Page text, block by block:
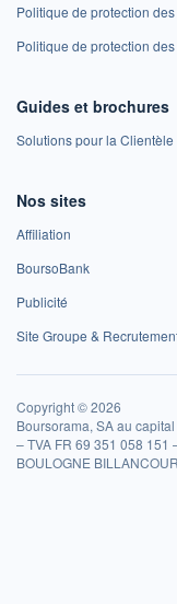
Politique de protection
Politique de protection
Guides et brochures
Solutions pour la Clientèle
Nos sites
Affiliation
BoursoBank
Publicité
Site Groupe &
Copyright © 2026
Boursorama, SA au
– TVA FR 69 351 058 151
BOULOGNE